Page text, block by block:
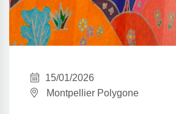
15/01/2026
Montpellier Polygone